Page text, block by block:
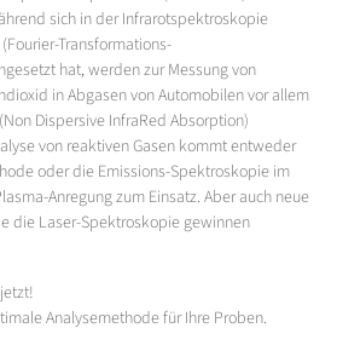
sich in der Infrarotspektroskopie
Transformations-
hat, werden zur Messung von
in Abgasen von Automobilen vor allem
Dispersive InfraRed Absorption)
von reaktiven Gasen kommt entweder
oder die Emissions-Spektroskopie im
Anregung zum Einsatz. Aber auch neue
die Laser-Spektroskopie gewinnen
Analysemethode für Ihre Proben.